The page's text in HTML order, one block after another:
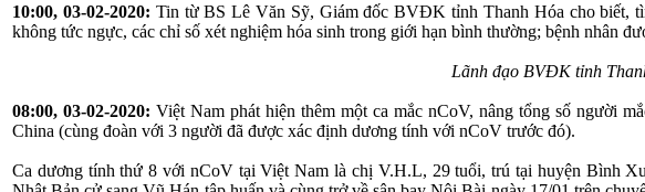
10:00, 03-02-2020: Tin từ BS Lê Văn Sỹ, Giám đốc BVĐK tỉnh Thanh Hóa cho biết,
không tức ngực, các chỉ số xét nghiệm hóa sinh trong giới hạn bình thường; bệnh nhân
Lãnh đạo BVĐK tỉnh
08:00, 03-02-2020:Việt Nam phát hiện thêm một ca mắc nCoV, nâng tổng số người
China (cùng đoàn với 3 người đã được xác định dương tính với nCoV trước đó).
Ca dương tính thứ 8 với nCoV tại Việt Nam là chị V.H.L, 29 tuổi, trú tại huyện Bình